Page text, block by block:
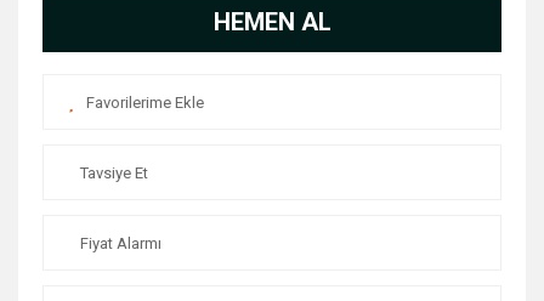
HEMEN AL
Tavsiye Et
Fiyat Alarmı